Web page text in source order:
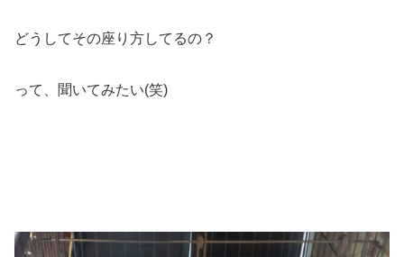
どうしてその座り方してるの？
って、聞いてみたい(笑)